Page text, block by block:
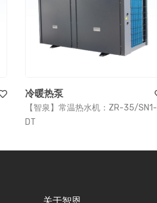
冷暖热泵
【智泉】常温热水机：ZR-35/SN1-
DT